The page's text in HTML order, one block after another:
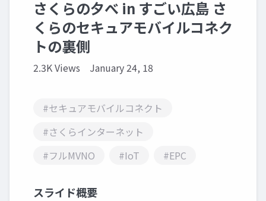
さくらの夕べ in すごい広島 さ
くらのセキュアモバイルコネク
トの裏側
2.3K Views January 24, 18
#セキュアモバイルコネクト
#さくらインターネット
#フルMVNO
#IoT #EPC
スライド概要